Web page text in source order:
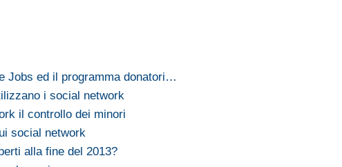
Jobs ed il programma donatori…
i social network
il controllo dei minori
social network
alla fine del 2013?